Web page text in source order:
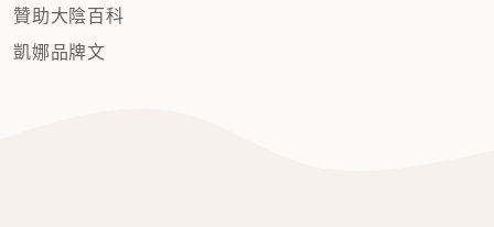
贊助大陰百科
凱娜品牌文